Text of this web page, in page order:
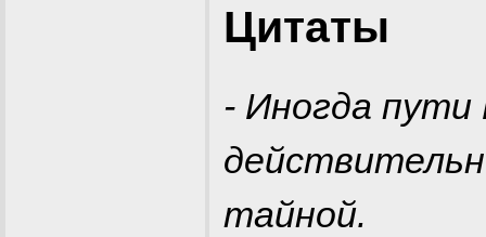
Цитаты
- Иногда
тайной.